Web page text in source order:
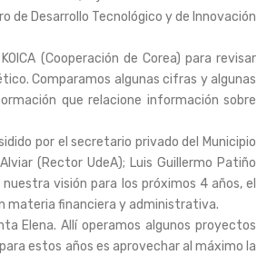
de Desarrollo Tecnológico y de Innovación
(Cooperación de Corea) para revisar
Comparamos algunas cifras y algunas
que relacione información sobre
por el secretario privado del Municipio
(Rector UdeA); Luis Guillermo Patiño
visión para los próximos 4 años, el
materia financiera y administrativa.
Elena. Allí operamos algunos proyectos
estos años es aprovechar al máximo la